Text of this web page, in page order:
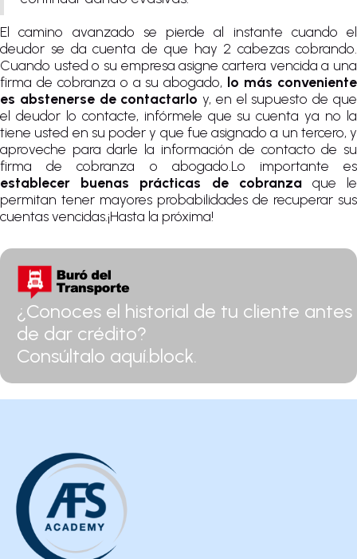
El camino avanzado se pierde al instante cuando el
deudor se da cuenta de que hay 2 cabezas cobrando.
Cuando usted o su empresa asigne cartera vencida a una
firma de cobranza o a su abogado, lo más conveniente
es abstenerse de contactarlo y, en el supuesto de que
el deudor lo contacte, infórmele que su cuenta ya no la
tiene usted en su poder y que fue asignado a un tercero, y
aproveche para darle la información de contacto de su
firma de cobranza o abogado.Lo importante es
establecer buenas prácticas de cobranzaque le
permitan tener mayores probabilidades de recuperar sus
cuentas vencidas.¡Hasta la próxima!
¿Conoces el historial de tu cliente antes
de dar crédito?
Consúltalo aquí.block.